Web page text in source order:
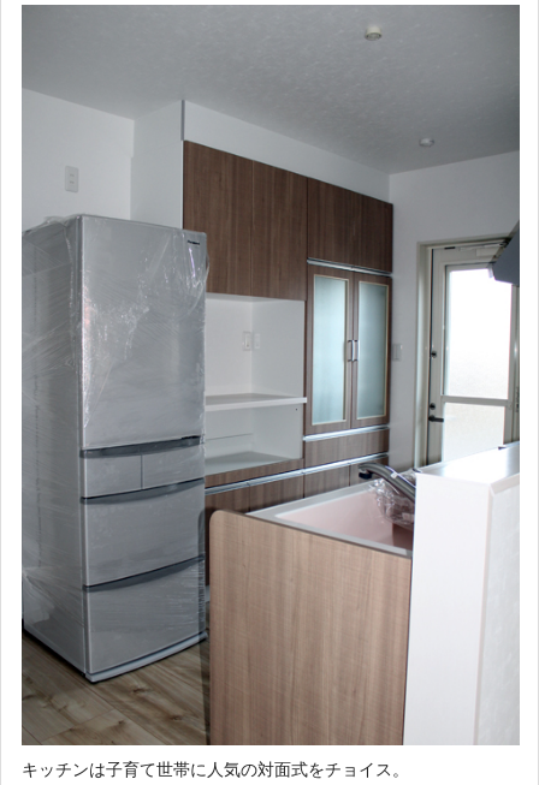
キッチンは子育て世帯に人気の対面式をチョイス。